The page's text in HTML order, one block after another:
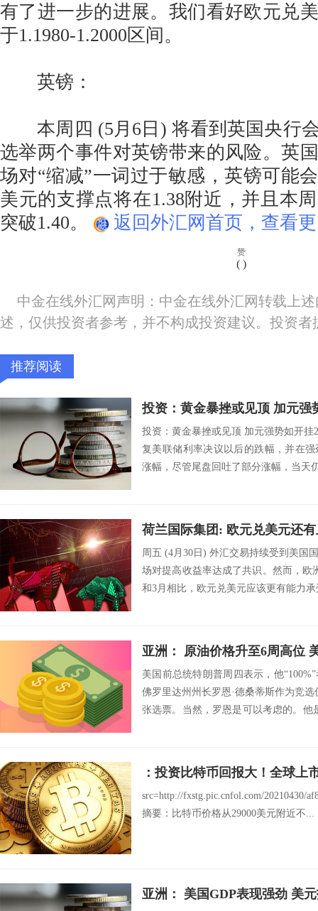
有了进一步的进展。我们看好欧元兑
于1.1980-1.2000区间。
英镑：
本周四 (5月6日) 将看到英国央行
选举两个事件对英镑带来的风险。英
场对“缩减”一词过于敏感，英镑可能
美元的支撑点将在1.38附近，并且本
突破1.40。
返回外汇网首页，查看
赞
( )
中金在线外汇网声明：中金在线外汇网转载上
述，仅供投资者参考，并不构成投资建议。投资
推荐阅读
投资：黄金暴挫或见顶 加元强
投资：黄金暴挫或见顶 加元强势如开挂
复美联储利率决议以后的跌幅，并在
涨幅，尽管尾盘回吐了部分涨幅，当天
周五 (4月30日) 外汇交易持续受到美国
场对提高收益率达成了共识。然而，欧
和3月相比，欧元兑美元应该更有能力
亚洲： 原油价格升至6周高位
美国前总统特朗普周四表示，他
佛罗里达州州长罗恩·德桑蒂斯作为竞
张选票。当然，罗恩是可以考虑的。他
：投资比特币回报大！全球上
src=http://fxstg.pic.cnfol.com/20210430/
摘要：比特币价格从29000美元附近不...
亚洲： 美国GDP表现强劲 美